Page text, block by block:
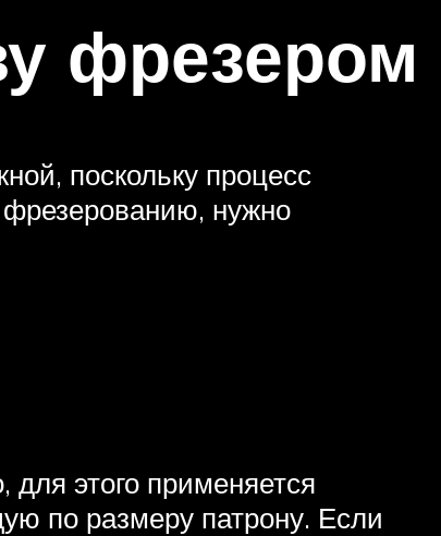
фрезером
поскольку процесс
фрезерованию, нужно
этого применяется
по размеру патрону. Если